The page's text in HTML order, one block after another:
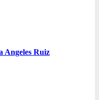
Angeles Ruiz